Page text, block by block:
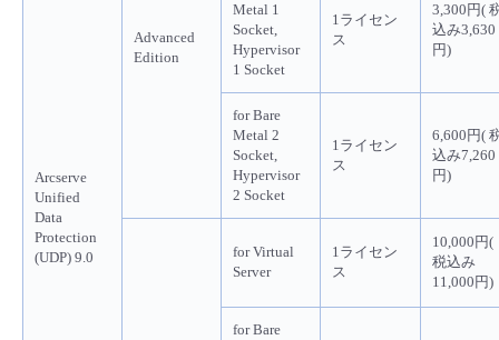
Arcserve
Unified
Data
Protection
(UDP) 9.0
Advanced
Edition
Metal 1
Socket,
Hypervisor
1 Socket
1ライセン
ス
3,300円(
込み3,630
円)
for Bare
Metal 2
Socket,
Hypervisor
2 Socket
1ライセン
ス
6,600円(
込み7,260
円)
for Virtual
Server
1ライセン
ス
10,000円(
税込み
11,000円)
for Bare